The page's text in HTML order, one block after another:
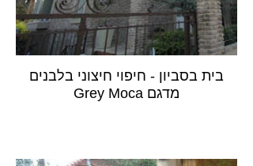
בית בסביון - חיפוי חיצוני בלבנים
מדגם Grey Moca